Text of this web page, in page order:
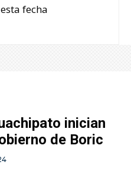
fecha
inician
de Boric